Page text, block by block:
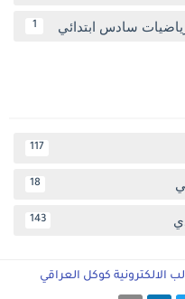
سادس ابتدائي 1
117
18
143
الالكترونية كوكل العراقي